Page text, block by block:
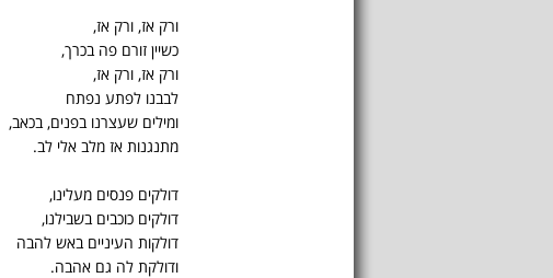
ורק אז, ורק אז,
כשיין זורם פה בכרך,
ורק אז, ורק אז,
לבבנו לפתע נפתח
ומילים שעצרנו בפנים, בכאב,
מתנגנות אז מלב אלי לב.
דולקים פנסים מעלינו,
דולקים כוכבים בשבילנו,
דולקות העיניים באש להבה
ודולקת לה גם אהבה.